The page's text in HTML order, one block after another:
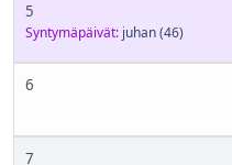
5
Syntymäpäivät: juhan(46)
6
7